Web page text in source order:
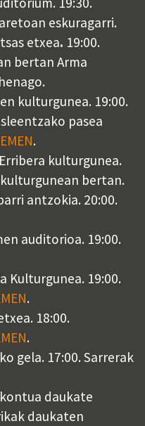
eskuragarri.
etxea. 19:00.
bertan Arma
kulturgunea. 19:00.
pasea
.
Erribera kulturgunea.
bertan.
antzokia. 20:00.
auditorioa. 19:00.
Kulturgunea. 19:00.
.
18:00.
.
gela. 17:00. Sarrerak
daukate
daukaten